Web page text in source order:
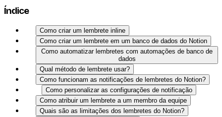
Índice
Como criar um lembrete inline
Como criar um lembrete em um banco de dados do Notion
Como automatizar lembretes com automações de banco de
dados
Qual método de lembrete usar?
Como funcionam as notificações de lembretes do Notion?
Como personalizar as configurações de notificação
Como atribuir um lembrete a um membro da equipe
Quais são as limitações dos lembretes do Notion?